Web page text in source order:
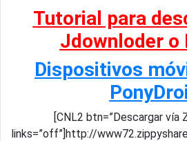
Tutorial para
Jdownloder o
Dispositivos
[CNL2 btn=”Descargar vía
links=”off”]http://